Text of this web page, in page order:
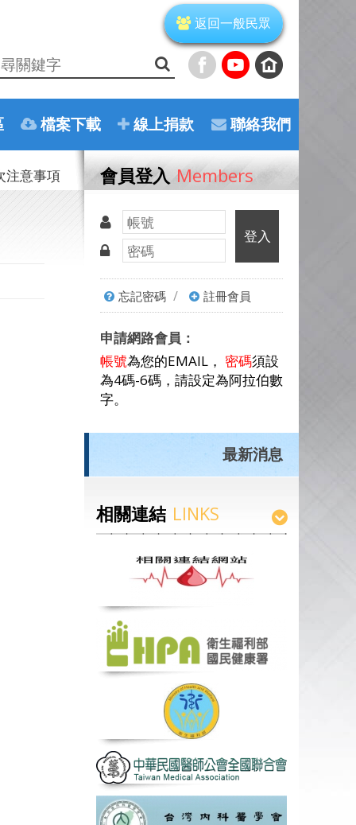
返回一般民眾
檔案下載 線上捐款 聯絡我們
注意事項 會員登入 Members
登入
忘記密碼 / 註冊會員
申請網路會員：
帳號為您的EMAIL， 密碼須設
為4碼-6碼，請設定為阿拉伯數
字。
最新消息
相關連結 LINKS